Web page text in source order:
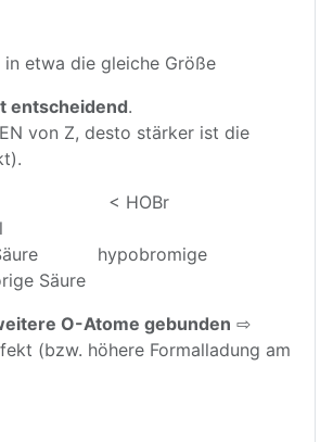
etwa die gleiche Größe
entscheidend.
von Z, desto stärker ist die
< HOBr
Säure hypobromige
Säure
O-Atome gebunden ⇨
(bzw. höhere Formalladung am